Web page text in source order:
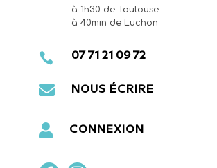
à 1h30 de Toulouse
à 40min de Luchon
 07 71 21 09 72
 NOUS ÉCRIRE
 CONNEXION